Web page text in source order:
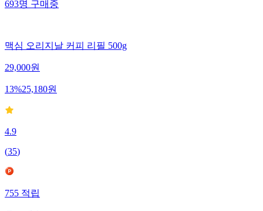
693명구매중
맥심 오리지날 커피 리필 500g
29,000원
13%25,180원
4.9
(35)
755적립